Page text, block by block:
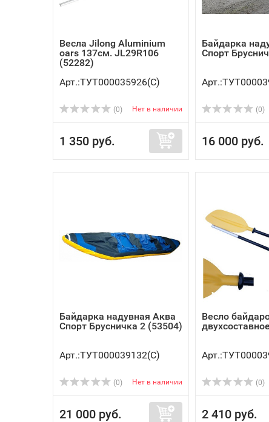
Весла Jilong Aluminium
oars 137см. JL29R106
(52282)
Арт.:ТУТ000035926(C)
(0) Нет в наличии
1 350 руб.
Байдарка
Спорт
(0)
16 000 руб.
Байдарка надувная Аква
Спорт Брусничка 2 (53504)
Арт.:ТУТ000039132(C)
(0) Нет в наличии
21 000 руб.
Весло
(0)
2 410 руб.